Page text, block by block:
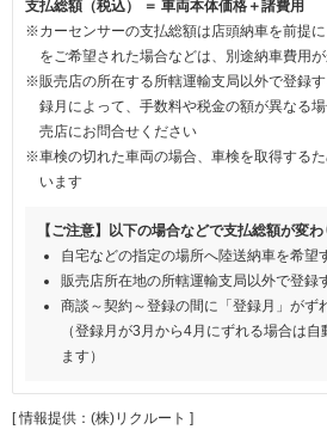
支払総額（税込） ＝ 車両本体価格＋諸費用
※カーセンサーの支払総額は店頭納車を前提
をご希望された場合などは、別途納車費用
※販売店の所在する所轄運輸支局以外で登録
録月によって、手数料や税金の額が異なる
売店にお問合せください
※車検の切れた車両の場合、車検を取得する
います
【ご注意】以下の場合などで支払総額が変
自宅などの指定の場所へ陸送納車を希望
販売店所在地の所轄運輸支局以外で登録
商談～契約～登録の間に「登録月」がず
（登録月が3月から4月にずれる場合は
ます）
[ 情報提供：(株)リクルート ]